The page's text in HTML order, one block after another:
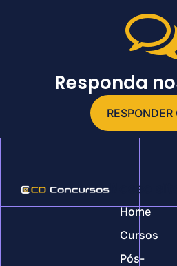
Responda
RESPONDER
Nosso site
Home
Cursos
Pós-